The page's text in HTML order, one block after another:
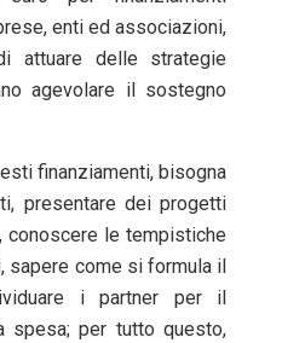
enti ed associazioni,
attuare delle strategie
agevolare il sostegno
finanziamenti, bisogna
presentare dei progetti
conoscere le tempistiche
sapere come si formula il
i partner per il
spesa; per tutto questo,